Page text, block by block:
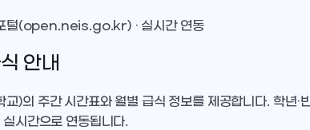
털(open.neis.go.kr) · 실시간 연동
안내
교)의 주간 시간표와 월별 급식 정보를 제공합니다. 학년
시간으로 연동됩니다.